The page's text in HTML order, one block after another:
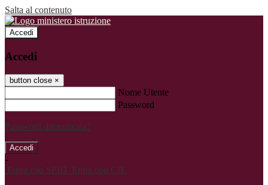
Salta al contenuto
Accedi
Accedi
button close ×
Nome Utente
Password
Password dimenticata?
-
Entra con SPID Entra con CIE